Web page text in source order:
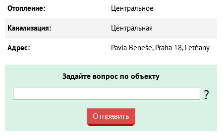
Отопление: Центральное
Канализация: Центральная
Адрес: Pavla Beneše, Praha 18, Letňany
Задайте вопрос по объекту
?
Отправить